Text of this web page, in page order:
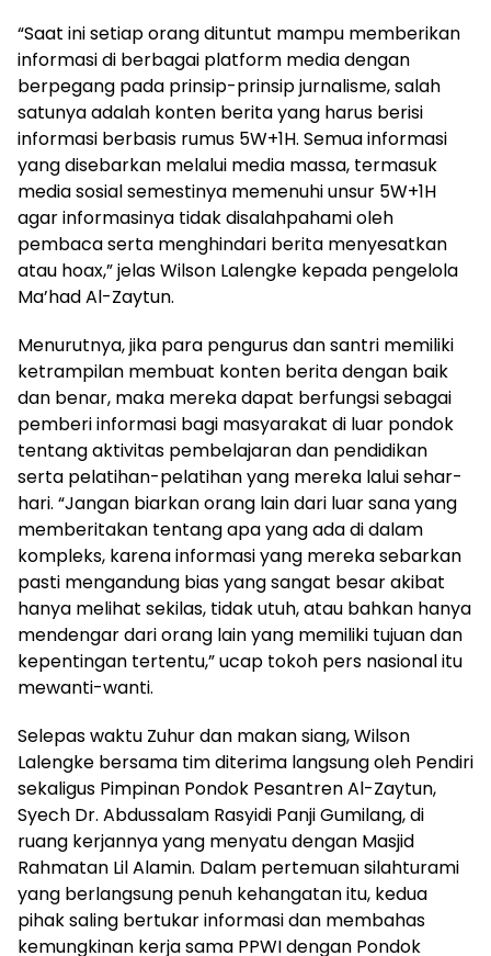
“Saat ini setiap orang dituntut mampu memberikan
informasi di berbagai platform media dengan
berpegang pada prinsip-prinsip jurnalisme, salah
satunya adalah konten berita yang harus berisi
informasi berbasis rumus 5W+1H. Semua informasi
yang disebarkan melalui media massa, termasuk
media sosial semestinya memenuhi unsur 5W+1H
agar informasinya tidak disalahpahami oleh
pembaca serta menghindari berita menyesatkan
atau hoax,” jelas Wilson Lalengke kepada pengelola
Ma’had Al-Zaytun.
Menurutnya, jika para pengurus dan santri memiliki
ketrampilan membuat konten berita dengan baik
dan benar, maka mereka dapat berfungsi sebagai
pemberi informasi bagi masyarakat di luar pondok
tentang aktivitas pembelajaran dan pendidikan
serta pelatihan-pelatihan yang mereka lalui sehar-
hari. “Jangan biarkan orang lain dari luar sana yang
memberitakan tentang apa yang ada di dalam
kompleks, karena informasi yang mereka sebarkan
pasti mengandung bias yang sangat besar akibat
hanya melihat sekilas, tidak utuh, atau bahkan hanya
mendengar dari orang lain yang memiliki tujuan dan
kepentingan tertentu,” ucap tokoh pers nasional itu
mewanti-wanti.
Selepas waktu Zuhur dan makan siang, Wilson
Lalengke bersama tim diterima langsung oleh Pendiri
sekaligus Pimpinan Pondok Pesantren Al-Zaytun,
Syech Dr. Abdussalam Rasyidi Panji Gumilang, di
ruang kerjannya yang menyatu dengan Masjid
Rahmatan Lil Alamin. Dalam pertemuan silahturami
yang berlangsung penuh kehangatan itu, kedua
pihak saling bertukar informasi dan membahas
kemungkinan kerja sama PPWI dengan Pondok